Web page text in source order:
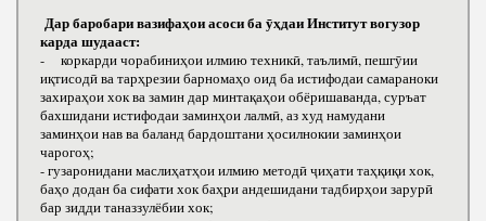
Дар баробари вазифаҳои асоси ба ӯҳдаи Институт вогузор
карда шудааст:
- коркарди чорабиниҳои илмию техникӣ, таълимӣ, пешгӯии
иқтисодӣ ва тарҳрезии барномаҳо оид ба истифодаи самараноки
захираҳои хок ва замин дар минтақаҳои обёришаванда, суръат
бахшидани истифодаи заминҳои лалмӣ, аз худ намудани
заминҳои нав ва баланд бардоштани ҳосилнокии заминҳои
чарогоҳ;
- гузаронидани маслиҳатҳои илмию методӣ ҷиҳати таҳқиқи хок,
баҳо додан ба сифати хок баҳри андешидани тадбирҳои зарурӣ
бар зидди таназзулёбии хок;